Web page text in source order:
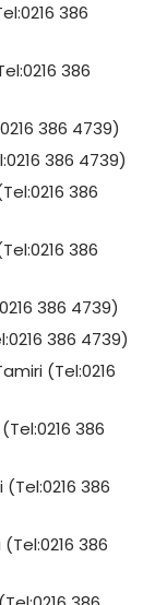
386
386
386 4739)
386 4739)
386
386
386 4739)
386 4739)
(Tel:0216
386
386
386